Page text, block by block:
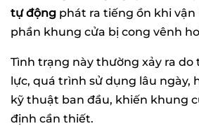
tự động phát ra tiếng ồn khi vận
phần khung cửa bị cong vênh
Tình trạng này thường xảy ra
lực, quá trình sử dụng lâu ngày,
kỹ thuật ban đầu, khiến khung
định cần thiết.